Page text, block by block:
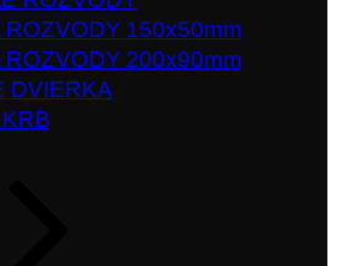
ROZVODY 150x50mm
ROZVODY 200x90mm
DVIERKA